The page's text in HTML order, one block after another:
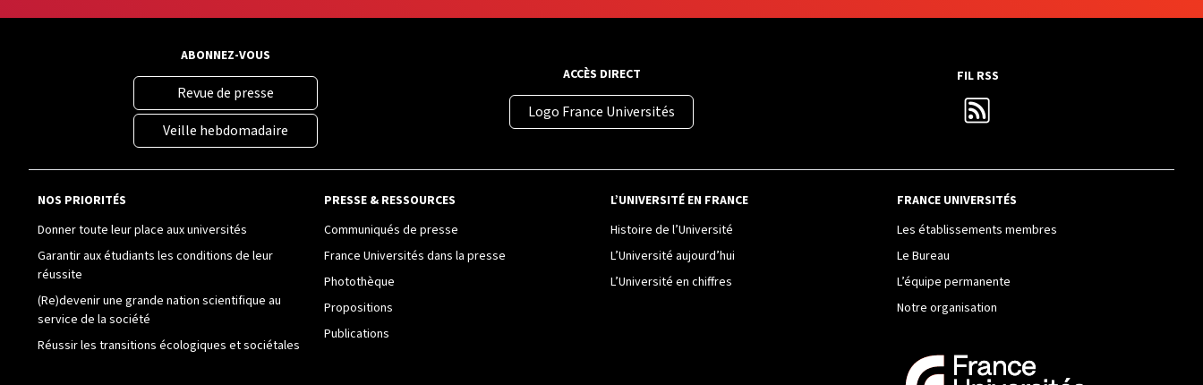
ABONNEZ-VOUS
Revue de presse
Veille hebdomadaire
ACCÈS DIRECT
Logo France Universités
FIL RSS
NOS PRIORITÉS
Donner toute leur place aux universités
Garantir aux étudiants les conditions de leur
réussite
(Re)devenir une grande nation scientifique au
service de la société
Réussir les transitions écologiques et sociétales
PRESSE & RESSOURCES
Communiqués de presse
France Universités dans la presse
Photothèque
Propositions
Publications
L’UNIVERSITÉ EN FRANCE
Histoire de l’Université
L’Université aujourd’hui
L’Université en chiffres
FRANCE UNIVERSITÉS
Les établissements membres
Le Bureau
L’équipe permanente
Notre organisation